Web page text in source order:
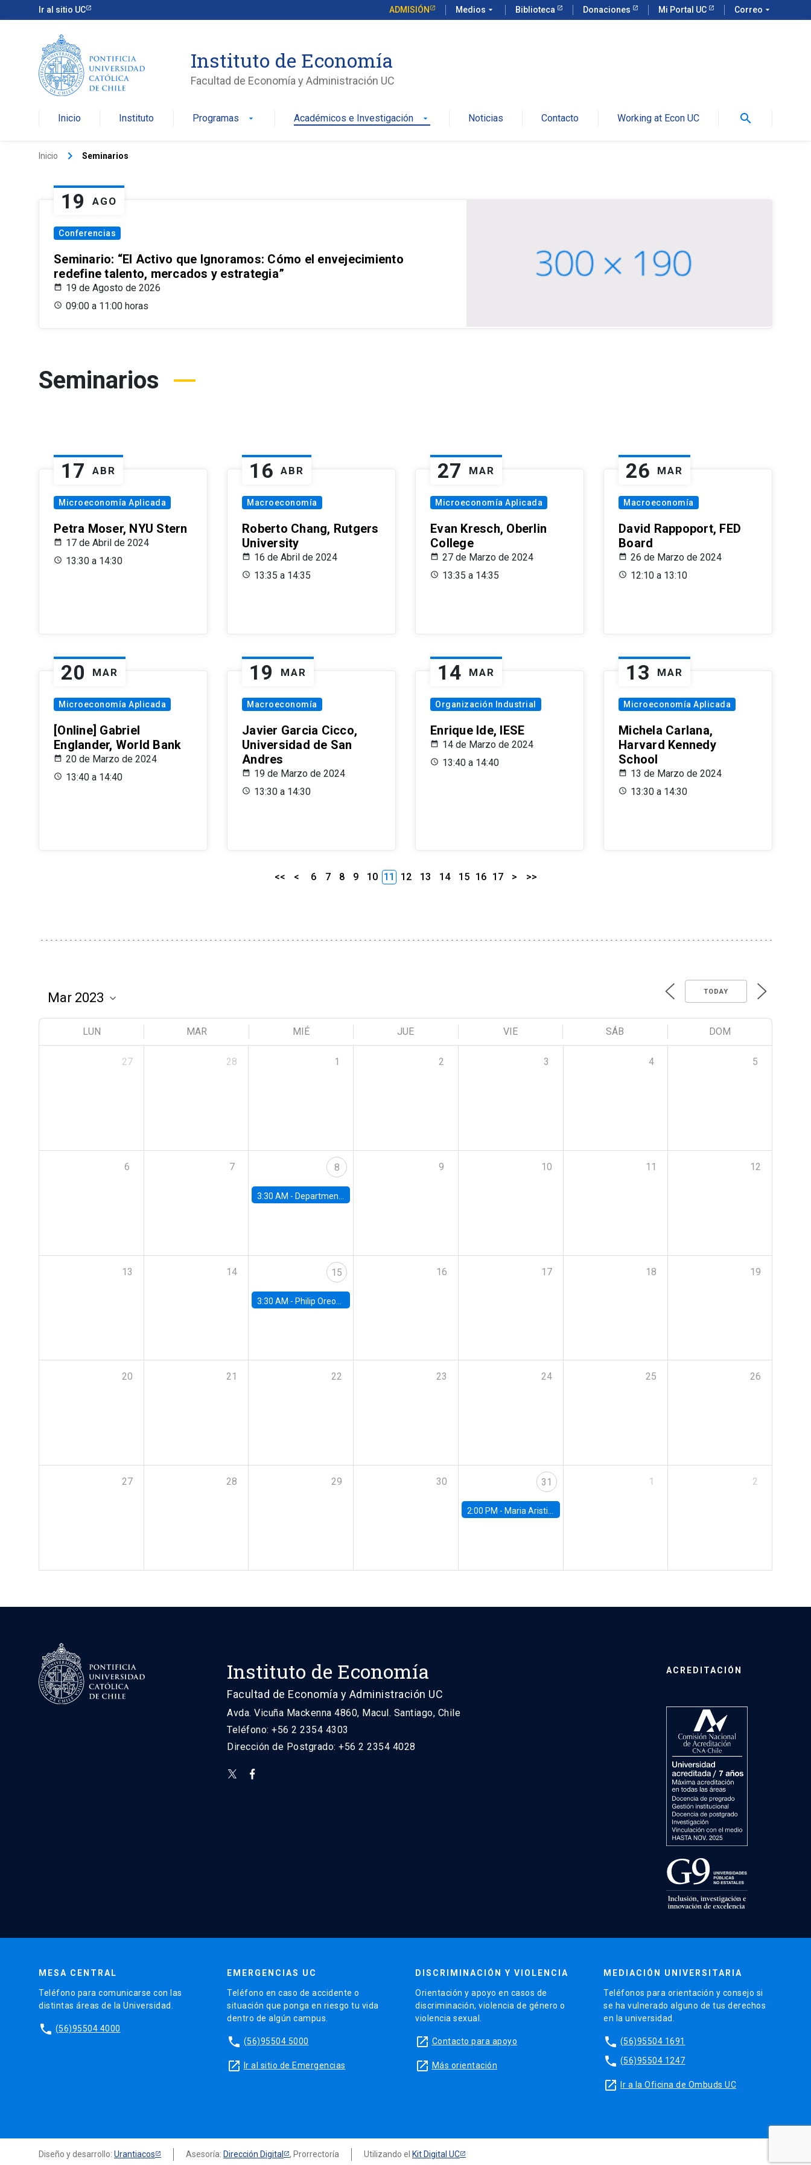
Ir al sitio UC ADMISIÓN Medios arrow_drop_down Biblioteca Donaciones Mi Portal UC Correo arrow_drop_down
Instituto de Economía
Facultad de Economía y Administración UC
Inicio Instituto Programas arrow_drop_down Académicos e Investigación arrow_drop_down Noticias Contacto Working at Econ UC search
Inicio keyboard_arrow_right Seminarios
19 AGO
Conferencias
Seminario: “El Activo que Ignoramos: Cómo el envejecimiento
redefine talento, mercados y estrategia”
19 de Agosto de 2026
09:00 a 11:00 horas
Seminarios
17 ABR
Microeconomía Aplicada
Petra Moser, NYU Stern
17 de Abril de 2024
13:30 a 14:30
16 ABR
Macroeconomía
Roberto Chang, Rutgers
University
16 de Abril de 2024
13:35 a 14:35
27 MAR
Microeconomía Aplicada
Evan Kresch, Oberlin
College
27 de Marzo de 2024
13:35 a 14:35
26 MAR
Macroeconomía
David Rappoport, FED
Board
26 de Marzo de 2024
12:10 a 13:10
20 MAR
Microeconomía Aplicada
[Online] Gabriel
Englander, World Bank
20 de Marzo de 2024
13:40 a 14:40
19 MAR
Macroeconomía
Javier Garcia Cicco,
Universidad de San
Andres
19 de Marzo de 2024
13:30 a 14:30
14 MAR
Organización Industrial
Enrique Ide, IESE
14 de Marzo de 2024
13:40 a 14:40
13 MAR
Microeconomía Aplicada
Michela Carlana,
Harvard Kennedy
School
13 de Marzo de 2024
13:30 a 14:30
<< < 6 7 8 9 10 11 12 13 14 15 16 17 > >>
TODAY
LUN MAR MIÉ JUE VIE SÁB DOM
27 28 1 2 3 4 5
6 7 8
3:30 AM - Department Seminar: James Robinson
9 10 11 12
13 14 15
3:30 AM - Philip Oreopolous, University of Toronto
16 17 18 19
20 21 22 23 24 25 26
27 28 29 30 31
2:00 PM - Maria Aristizabal-Ramirez, FED Board
1 2
Instituto de Economía
Facultad de Economía y Administración UC
Avda. Vicuña Mackenna 4860, Macul. Santiago, Chile
Teléfono: +56 2 2354 4303
Dirección de Postgrado: +56 2 2354 4028
ACREDITACIÓN
MESA CENTRAL
Teléfono para comunicarse con las
distintas áreas de la Universidad.
phone (56)95504 4000
EMERGENCIAS UC
Teléfono en caso de accidente o
situación que ponga en riesgo tu vida
dentro de algún campus.
phone (56)95504 5000
launch Ir al sitio de Emergencias
DISCRIMINACIÓN Y VIOLENCIA
Orientación y apoyo en casos de
discriminación, violencia de género o
violencia sexual.
launch Contacto para apoyo
launch Más orientación
MEDIACIÓN UNIVERSITARIA
Teléfonos para orientación y consejo si
se ha vulnerado alguno de tus derechos
en la universidad.
phone (56)95504 1691
phone (56)95504 1247
launch Ir a la Oficina de Ombuds UC
Diseño y desarrollo: Urantiacos Asesoría: Dirección Digital , Prorrectoría Utilizando el Kit Digital UC